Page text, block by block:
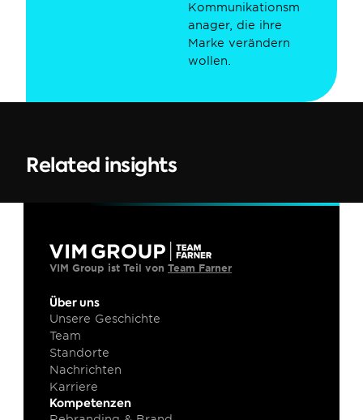
Kommunikationsm
anager, die ihre
Marke verändern
wollen.
Related insights
VIM Group ist Teil von Team Farner
Über uns
Unsere Geschichte
Team
Standorte
Nachrichten
Karriere
Kompetenzen